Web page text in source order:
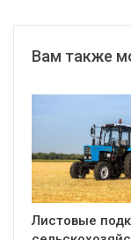
Вам также
Листовые